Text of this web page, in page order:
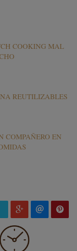
COOKING MAL
REUTILIZABLES
COMPAÑERO EN